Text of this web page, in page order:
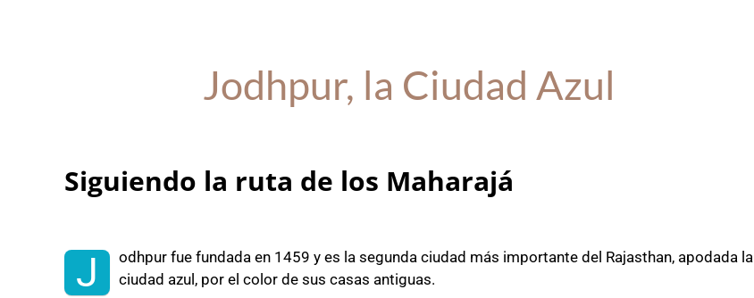
Jodhpur, la Ciudad Azul
Siguiendo la ruta de los Maharajá
J
odhpur fue fundada en 1459 y es la segunda ciudad más importante del Rajasthan, apodada la
ciudad azul, por el color de sus casas antiguas.